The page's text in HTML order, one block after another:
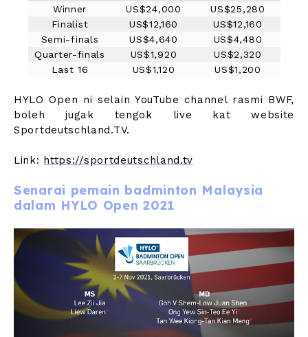
Winner
US$24,000
US$25,280
Finalist
US$12,160
US$12,160
Semi-finals
US$4,640
US$4,480
Quarter-finals
US$1,920
US$2,320
Last 16
US$1,120 US$1,200
HYLO Open ni selain YouTube channel rasmi BWF,
boleh jugak tengok live kat website
Sportdeutschland.TV.
Link: https://sportdeutschland.tv
Senarai pemain badminton Malaysia
dalam HYLO Open 2021